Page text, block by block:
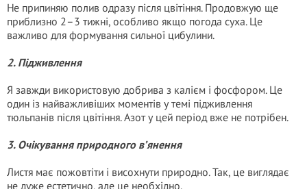
Не припиняю полив одразу після цвітіння. Продовжую ще
приблизно 2–3 тижні, особливо якщо погода суха. Це
важливо для формування сильної цибулини.
2. Підживлення
Я завжди використовую добрива з калієм і фосфором. Це
один із найважливіших моментів у темі підживлення
тюльпанів після цвітіння. Азот у цей період вже не потрібен.
3. Очікування природного в’янення
Листя має пожовтіти і висохнути природно. Так, це виглядає
не дуже естетично, але це необхідно.